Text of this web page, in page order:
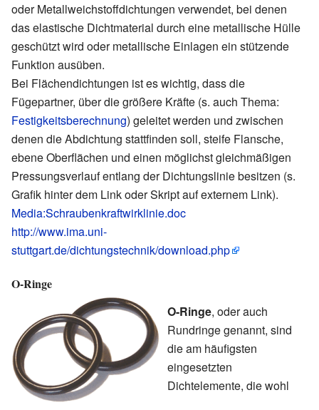
oder Metallweichstoffdichtungen verwendet, bei denen
das elastische Dichtmaterial durch eine metallische Hülle
geschützt wird oder metallische Einlagen ein stützende
Funktion ausüben.
Bei Flächendichtungen ist es wichtig, dass die
Fügepartner, über die größere Kräfte (s. auch Thema:
Festigkeitsberechnung) geleitet werden und zwischen
denen die Abdichtung stattfinden soll, steife Flansche,
ebene Oberflächen und einen möglichst gleichmäßigen
Pressungsverlauf entlang der Dichtungslinie besitzen (s.
Grafik hinter dem Link oder Skript auf externem Link).
Media:Schraubenkraftwirklinie.doc
http://www.ima.uni-
stuttgart.de/dichtungstechnik/download.php
O-Ringe
O-Ringe, oder auch
Rundringe genannt, sind
die am häufigsten
eingesetzten
Dichtelemente, die wohl